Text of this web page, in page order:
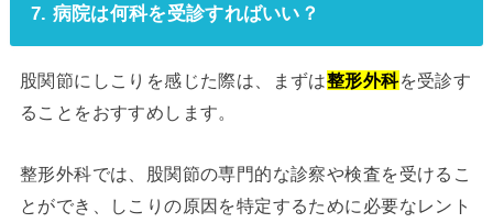
7. 病院は何科を受診すればいい？
股関節にしこりを感じた際は、まずは整形外科を受診す
ることをおすすめします。
整形外科では、股関節の専門的な診察や検査を受けるこ
とができ、しこりの原因を特定するために必要なレント